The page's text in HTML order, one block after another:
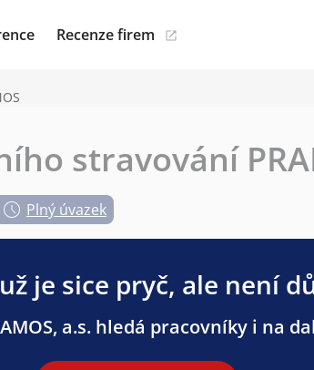
Recenze firem
stravování
Plný úvazek
je sice pryč, ale není
a.s. hledá pracovníky i na